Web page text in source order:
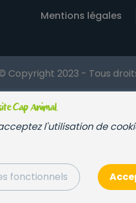
Cap Animal.
l'utilisation de
fonctionnels
Mentions légales
Copyright 2023 - Tous